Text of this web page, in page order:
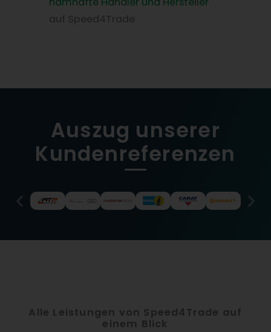
auf Speed4Trade
Auszug unserer
Kundenreferenzen
Alle Leistungen von Speed4Trade auf
einem Blick